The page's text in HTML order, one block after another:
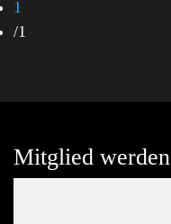
1
/1
Mitglied werden